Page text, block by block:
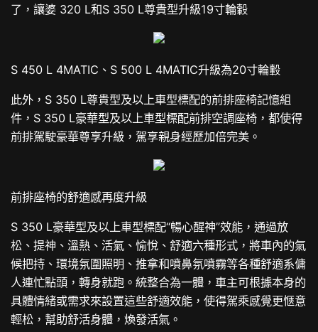
了，讓婆 320 L和S 350 L尊貴型升級19寸輪轂
S 450 L 4MATIC、S 500 L 4MATIC升級為20寸輪轂
此外，S 350 L尊貴型及以上車型標配的前排座椅記憶組
件，S 350 L豪華型及以上車型標配前排空調座椅，都使得
前排駕駛豪華尊享升級，駕享親身經歷加倍完美。
前排座椅的舒適感再度升級
S 350 L豪華型及以上車型標配“暢心醒神”效能，通過放
松、提神、溫熱、活氣、愉悅、舒適六種形式，將車內的氣
候把持、環境氛圍照明、推拿和噴鼻氛噴霧等各種舒適系傭
人連忙點頭，轉身就跑。統整合為一體，車主可根據本身的
具體情緒或需求來設置這些舒適效能，使得駕乘感覺更愜意
輕松，幫助舒活身體，煥發活氣。